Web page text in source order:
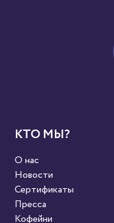
КТО МЫ?
О нас
Новости
Сертификаты
Пресса
Кофейни